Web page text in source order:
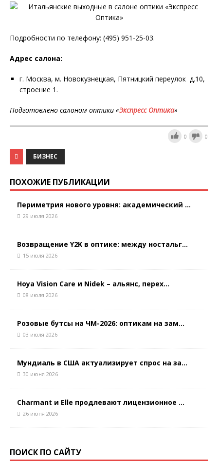
Подробности по телефону: (495) 951-25-03.
Адрес салона:
г. Москва, м. Новокузнецкая, Пятницкий переулок д.10,
строение 1.
Подготовлено салоном оптики «Экспресс Оптика»
0 0
БИЗНЕС
ПОХОЖИЕ ПУБЛИКАЦИИ
Периметрия нового уровня: академический ...
29 июля 2026
Возвращение Y2K в оптике: между ностальг...
15 июля 2026
Hoya Vision Care и Nidek – альянс, перех...
08 июля 2026
Розовые бутсы на ЧМ-2026: оптикам на зам...
03 июля 2026
Мундиаль в США актуализирует спрос на за...
30 июня 2026
Charmant и Elle продлевают лицензионное ...
26 июня 2026
ПОИСК ПО САЙТУ